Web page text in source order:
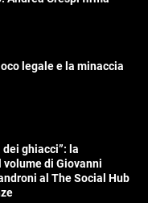
legale e la minaccia
dei ghiacci”: la
di Giovanni
al The Social Hub